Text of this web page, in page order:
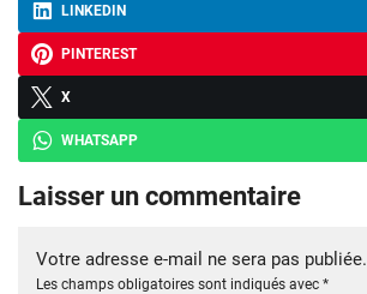
LINKEDIN
PINTEREST
X
WHATSAPP
Laisser un commentaire
Votre adresse e-mail ne sera pas publiée.
Les champs obligatoires sont indiqués avec *